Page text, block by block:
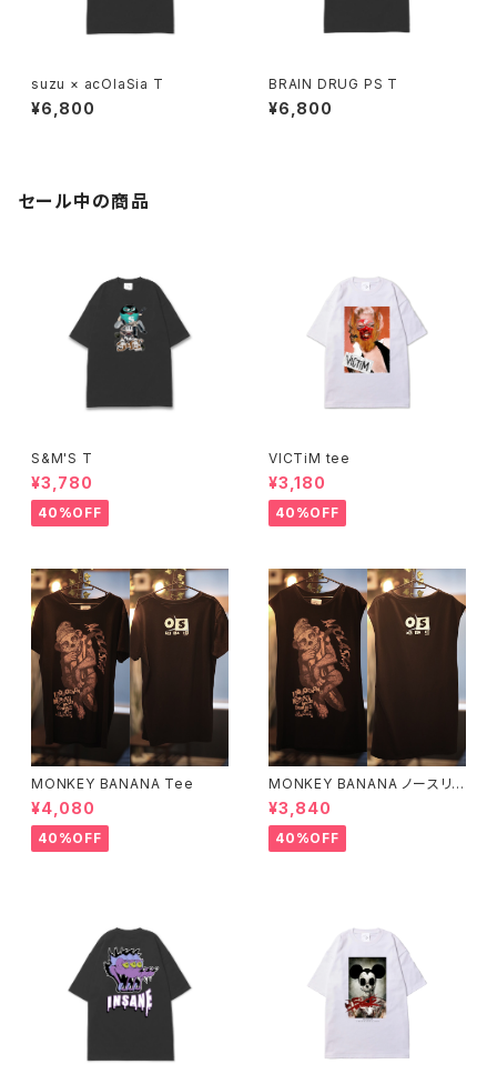
suzu × acOlaSia T
¥6,800
BRAIN DRUG PS T
¥6,800
セール中の商品
S&M'S T
¥3,780
40%OFF
VICTiM tee
¥3,180
40%OFF
MONKEY BANANA Tee
¥4,080
40%OFF
MONKEY BANANA ノースリ
ーブ
¥3,840
40%OFF